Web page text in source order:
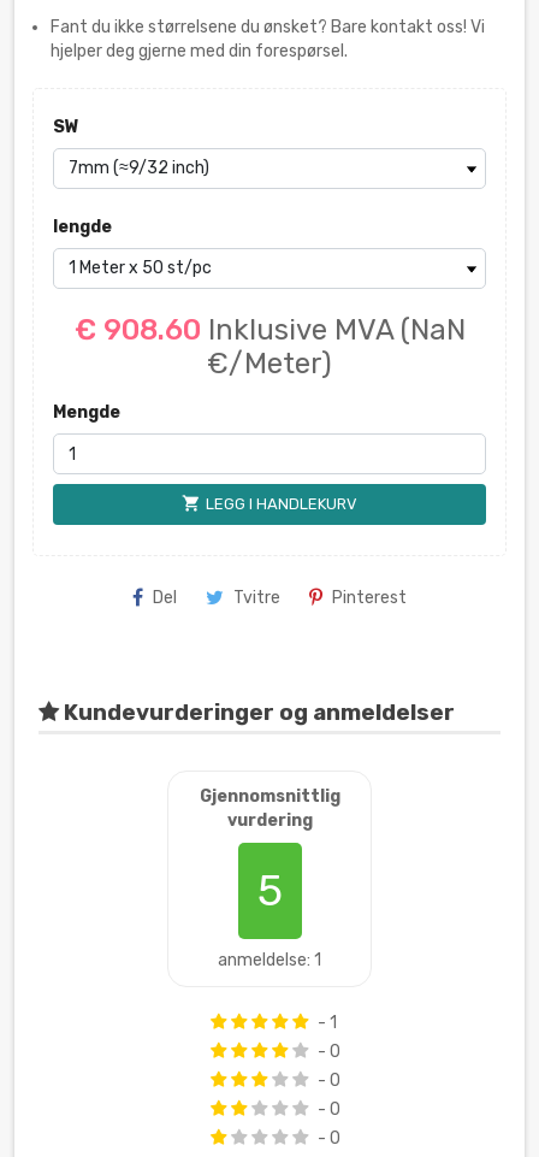
Fant du ikke størrelsene du ønsket? Bare kontakt oss! Vi
hjelper deg gjerne med din forespørsel.
SW
lengde
€ 908.60 Inklusive MVA (NaN
€/Meter)
Mengde
shopping_cart LEGG I HANDLEKURV
Del Tvitre Pinterest
Kundevurderinger og anmeldelser
Gjennomsnittlig
vurdering
5
anmeldelse: 1
- 1
- 0
- 0
- 0
- 0